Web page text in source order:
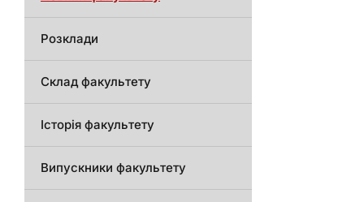
Розклади
Склад факультету
Історія факультету
Випускники факультету